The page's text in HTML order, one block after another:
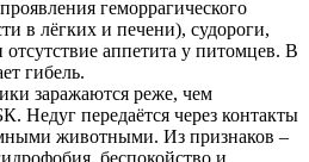
геморрагического
в лёгких и печени), судороги,
отсутствие аппетита у питомцев. В
гибель.
заражаются реже, чем
Недуг передаётся через контакты
животными. Из признаков –
беспокойство и